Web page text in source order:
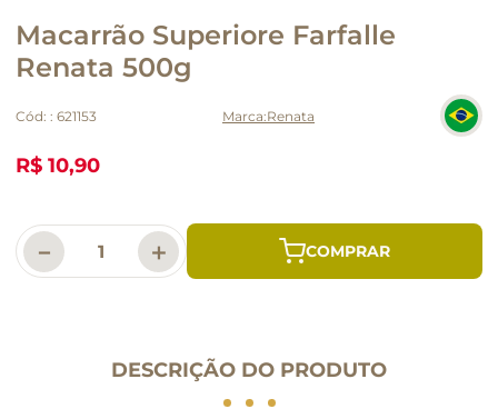
Macarrão Superiore Farfalle
Renata 500g
Cód: : 621153 Renata
R$ 10,90
＋
－
DESCRIÇÃO DO PRODUTO